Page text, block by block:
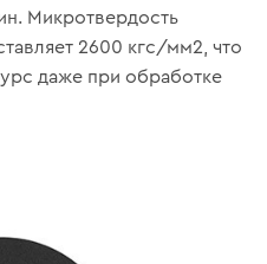
Микротвердость
2600 кгс/мм2, что
даже при обработке